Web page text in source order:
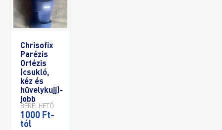
Chrisofix
Parézis
Ortézis
(csukló,
kéz és
hüvelykujj)-
jobb
BÉRELHETŐ
1000 Ft-
tól